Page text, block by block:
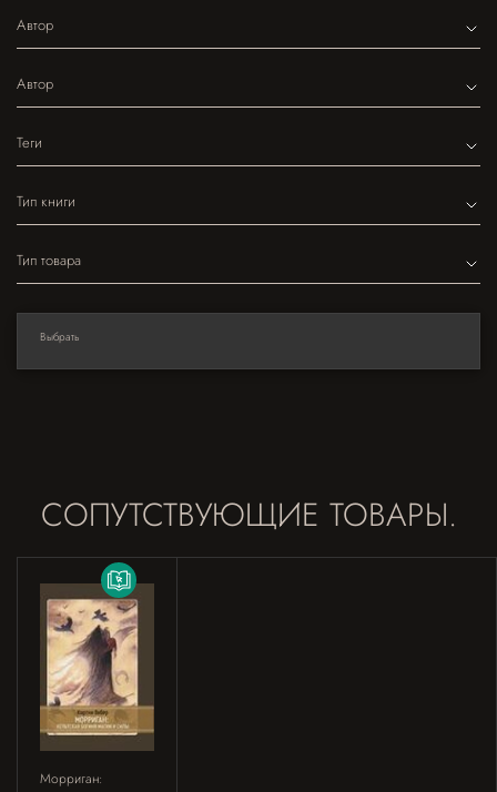
Автор
Автор
Теги
Тип книги
Тип товара
Выбрать
СОПУТСТВУЮЩИЕ ТОВАРЫ.
Морриган: